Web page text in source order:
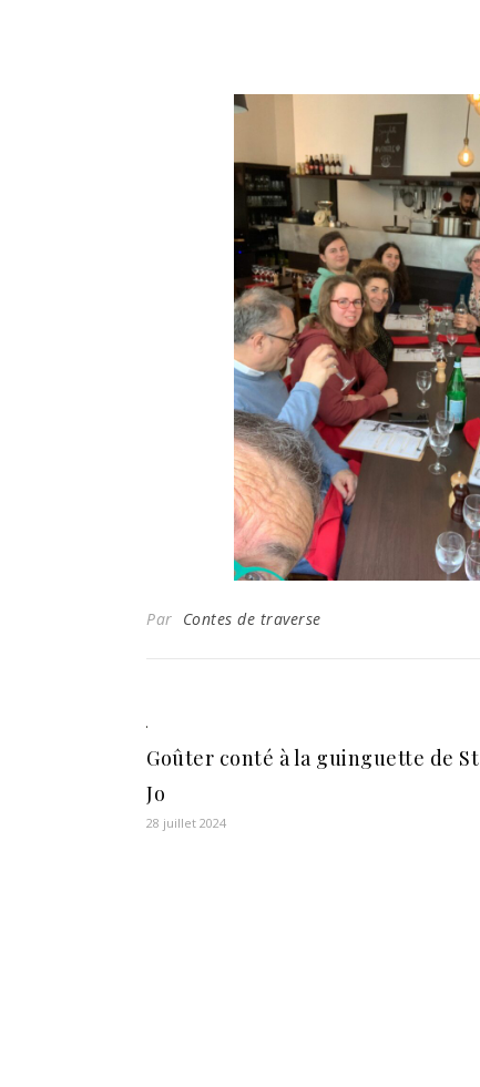
Par Contes de traverse
Goûter conté à la guinguette de St
Jo
28 juillet 2024